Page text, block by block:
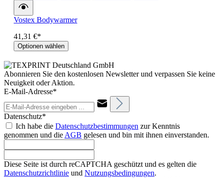
Vostex Bodywarmer
41,31 €*
Optionen wählen
Abonnieren Sie den kostenlosen Newsletter und verpassen Sie keine
Neuigkeit oder Aktion.
E-Mail-Adresse*
Datenschutz*
Ich habe die Datenschutzbestimmungen zur Kenntnis
genommen und die AGB gelesen und bin mit ihnen einverstanden.
Diese Seite ist durch reCAPTCHA geschützt und es gelten die
Datenschutzrichtlinie und Nutzungsbedingungen.